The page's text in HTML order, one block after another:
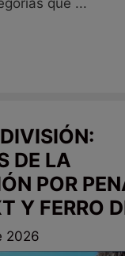
DE LA
POR
Y FERRO
2026